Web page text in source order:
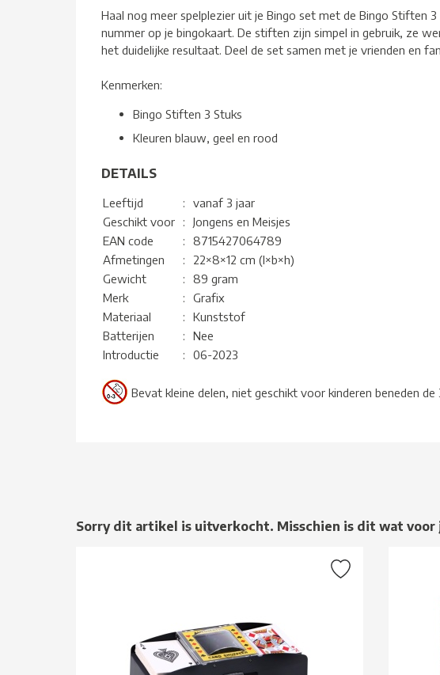
Haal nog meer spelplezier uit je Bingo set met de Bingo Stiften
nummer op je bingokaart. De stiften zijn simpel in gebruik, ze
het duidelijke resultaat. Deel de set samen met je vrienden en
Kenmerken:
Bingo Stiften 3 Stuks
Kleuren blauw, geel en rood
DETAILS
Leeftijd :
vanaf 3 jaar
Geschikt voor
:
Jongens en Meisjes
EAN code
:
8715427064789
Afmetingen
:
22×8×12 cm (l×b×h)
Gewicht
:
89 gram
Merk
:
Grafix
Materiaal
:
Kunststof
Batterijen
:
Nee
Introductie
: 06-2023
Bevat kleine delen, niet geschikt voor kinderen beneden de
Sorry dit artikel is uitverkocht. Misschien is dit wat voor